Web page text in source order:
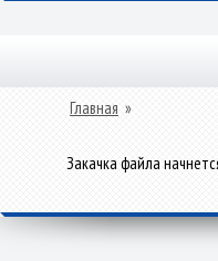
Главная »
Закачка файла